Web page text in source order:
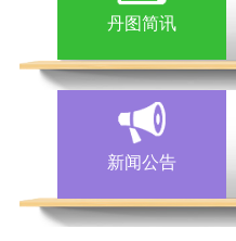
丹图简讯
新闻公告